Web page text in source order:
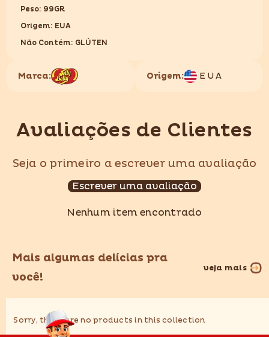
Peso: 99GR
Origem: EUA
Não Contém: GLÚTEN
Marca: Origem: EUA
Avaliações de Clientes
Seja o primeiro a escrever uma avaliação
Escrever uma avaliação
Nenhum item encontrado
Mais algumas delícias pra
você!
veja mais
Sorry, there are no products in this collection